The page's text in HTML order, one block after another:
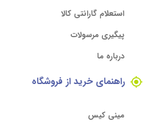
استعلام گارانتی کالا
پیگیری مرسولات
درباره ما
راهنمای خرید از فروشگاه
مینی کیس